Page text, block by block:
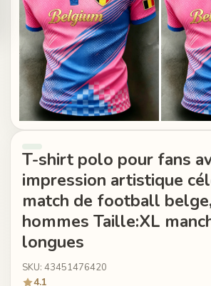
T-shirt polo pour fans
impression artistique
match de football
hommes Taille:XL
longues
SKU: 43451476420
4.1